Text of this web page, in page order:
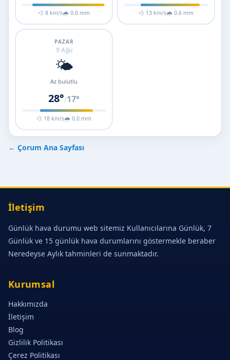
💨 8 km/s🌧 0.0 mm 💨 13 km/s🌧 0.6 mm
PAZAR
9 Ağu
🌤️
Az bulutlu
28°/17°
💨 18 km/s🌧 0.0 mm
← Çorum Ana Sayfası
İletişim
Günlük hava durumu web sitemiz Kullanıcılarına Günlük, 7
Günlük ve 15 günlük hava durumlarını göstermekle beraber
Neredeyse Aylık tahminleri de sunmaktadır.
Kurumsal
Hakkımızda
İletişim
Blog
Gizlilik Politikası
Çerez Politikası